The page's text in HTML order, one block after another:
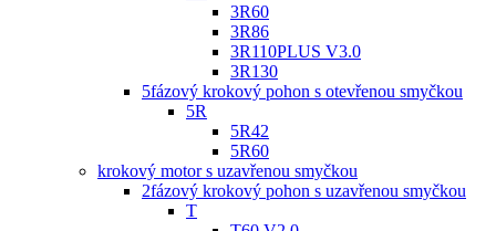
3R60
3R86
3R110PLUS V3.0
3R130
5fázový krokový pohon s otevřenou smyčkou
5R
5R42
5R60
krokový motor s uzavřenou smyčkou
2fázový krokový pohon s uzavřenou smyčkou
T